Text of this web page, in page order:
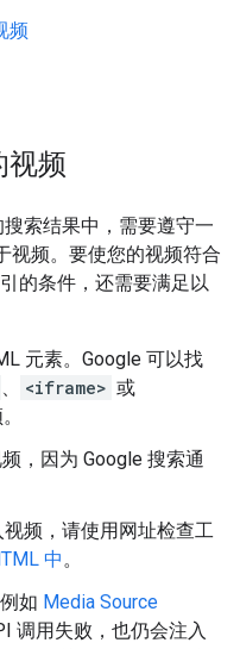
频
视频
索结果中，需要遵守一
视频。要使您的视频符合
的条件，还需要满足以
元素。Google 可以找
、 <iframe> 或
，因为 Google 搜索通
频，请使用网址检查工
中。
如 Media Source
调用失败，也仍会注入